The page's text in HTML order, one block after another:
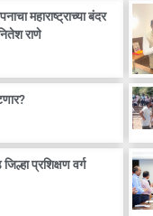
महाराष्ट्राच्या बंदर
राणे
प्रशिक्षण वर्ग